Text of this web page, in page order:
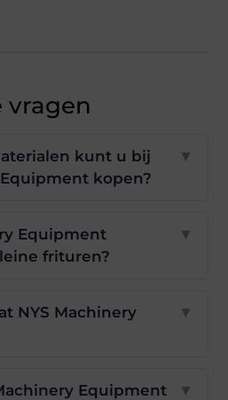
vragen
kunt u bij
kopen?
▼
Equipment
frituren?
▼
NYS Machinery
▼
Equipment
▼